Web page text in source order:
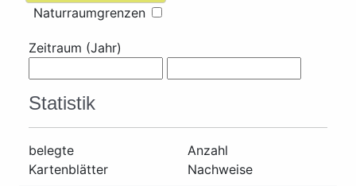
Naturraumgrenzen
Zeitraum (Jahr)
Statistik
belegte
Kartenblätter
Anzahl
Nachweise